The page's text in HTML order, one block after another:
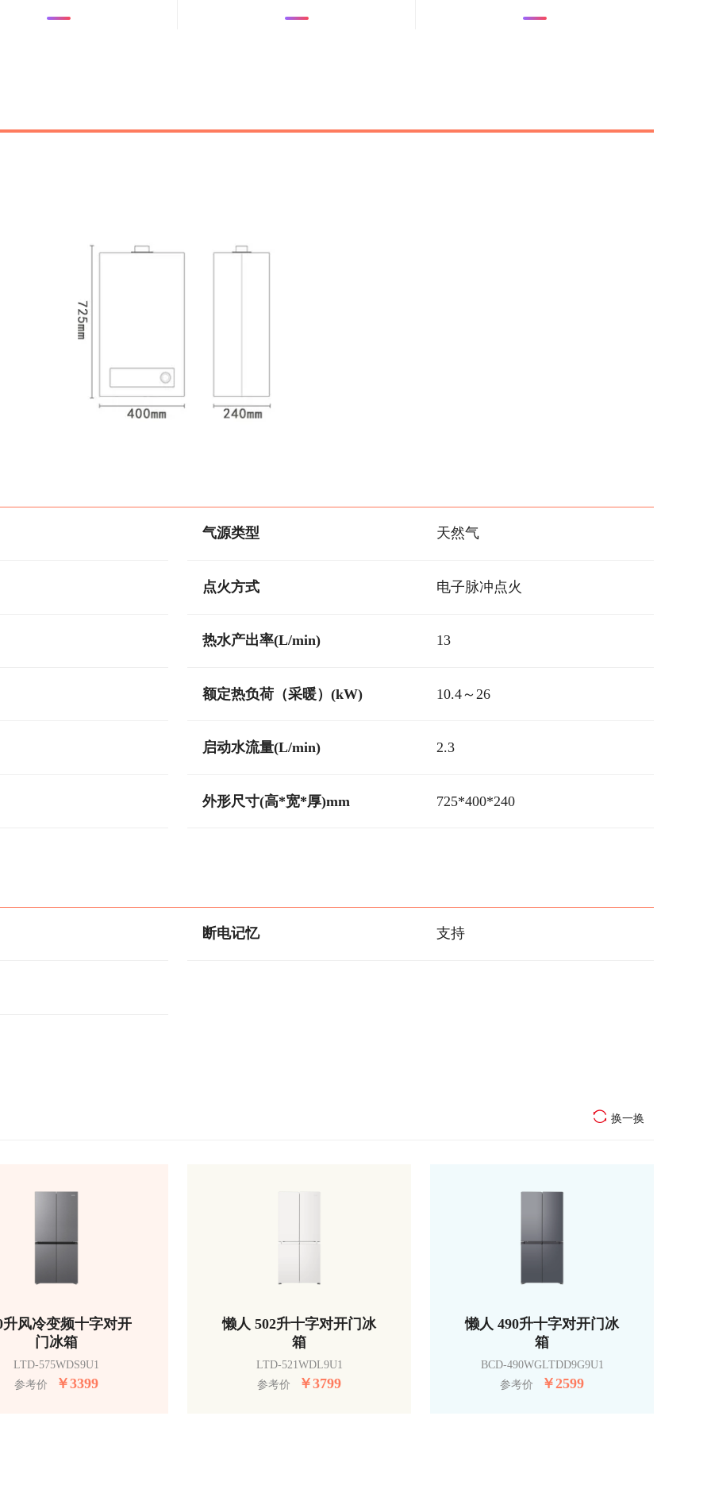
气源类型 天然气
点火方式 电子脉冲点火
热水产出率(L/min) 13
额定热负荷（采暖）(kW) 10.4～26
启动水流量(L/min) 2.3
外形尺寸(高*宽*厚)mm 725*400*240
断电记忆 支持
换一换
升风冷变频十字对开
门冰箱
LTD-575WDS9U1
参考价
￥3399
懒人 502升十字对开门冰
箱
LTD-521WDL9U1
参考价
￥3799
懒人 490升十字对开门冰
箱
BCD-490WGLTDD9G9U1
参考价
￥2599